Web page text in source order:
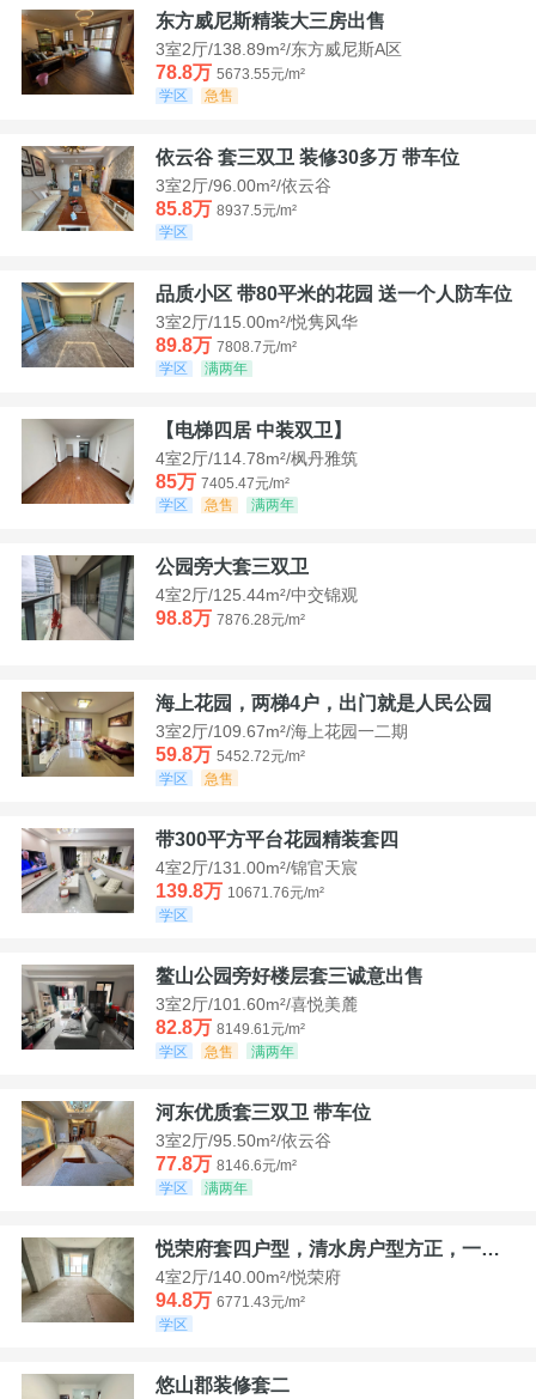
东方威尼斯精装大三房出售
3室2厅/138.89m²/东方威尼斯A区
78.8万 5673.55元/m²
学区
急售
依云谷 套三双卫 装修30多万 带车位
3室2厅/96.00m²/依云谷
85.8万 8937.5元/m²
学区
品质小区 带80平米的花园 送一个人防车位
3室2厅/115.00m²/悦隽风华
89.8万 7808.7元/m²
学区
满两年
【电梯四居 中装双卫】
4室2厅/114.78m²/枫丹雅筑
85万 7405.47元/m²
学区
急售 满两年
公园旁大套三双卫
4室2厅/125.44m²/中交锦观
98.8万 7876.28元/m²
海上花园，两梯4户，出门就是人民公园
3室2厅/109.67m²/海上花园一二期
59.8万 5452.72元/m²
学区
急售
带300平方平台花园精装套四
4室2厅/131.00m²/锦官天宸
139.8万 10671.76元/m²
学区
鳌山公园旁好楼层套三诚意出售
3室2厅/101.60m²/喜悦美麓
82.8万 8149.61元/m²
学区
急售 满两年
河东优质套三双卫 带车位
3室2厅/95.50m²/依云谷
77.8万 8146.6元/m²
学区
满两年
悦荣府套四户型，清水房户型方正，一口价94，8
4室2厅/140.00m²/悦荣府
94.8万 6771.43元/m²
学区
悠山郡装修套二